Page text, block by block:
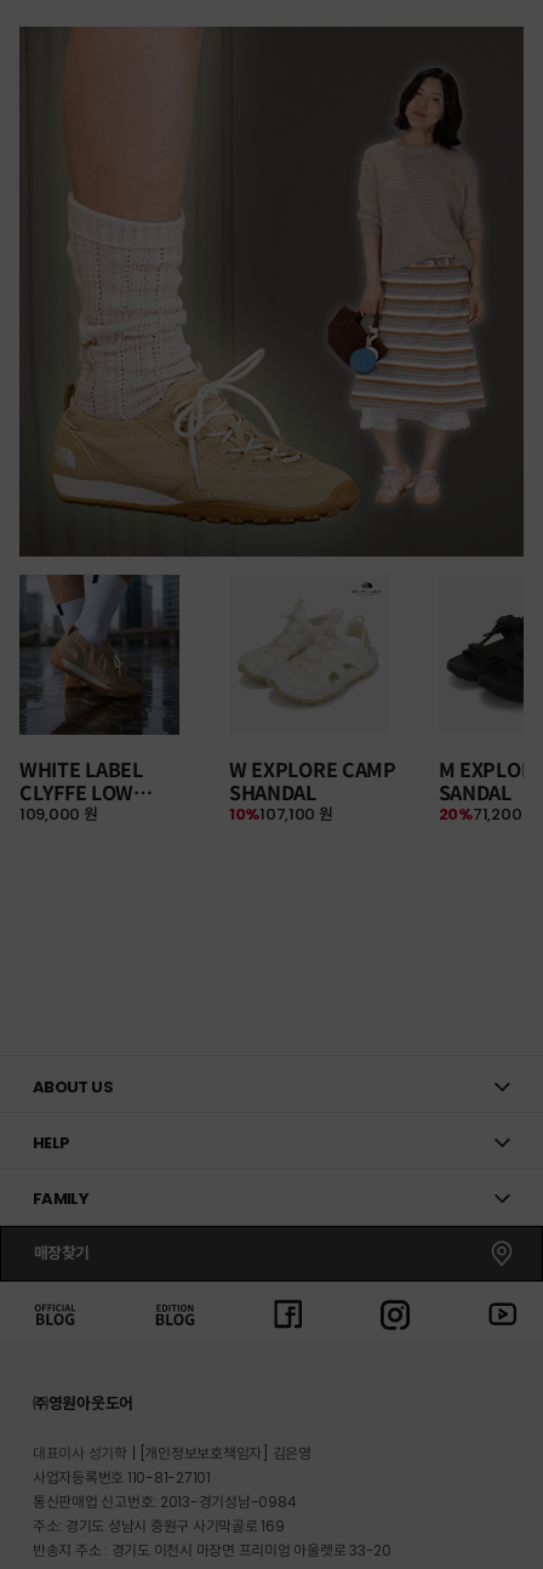
WHITE LABEL
CLYFFE LOW
SNEAKERS
109,000 원
W EXPLORE CAMP
SHANDAL
107,100 원
10%
M
SANDAL
71,200 원
20%
ABOUT US
HELP
FAMILY
매장찾기
㈜영원아웃도어
대표이사 성기학
[개인정보보호책임자] 김은영
사업자등록번호 110-81-27101
통신판매업 신고번호: 2013-경기성남-0984
주소: 경기도 성남시 중원구 사기막골로 169
반송지 주소 : 경기도 이천시 마장면 프리미엄 아울렛로 33-20